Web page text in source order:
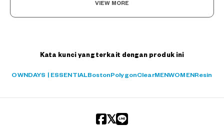
VIEW MORE
Kata kunci yang terkait dengan produk ini
OWNDAYS | ESSENTIALBoston PolygonClearMENWOMEN Resin